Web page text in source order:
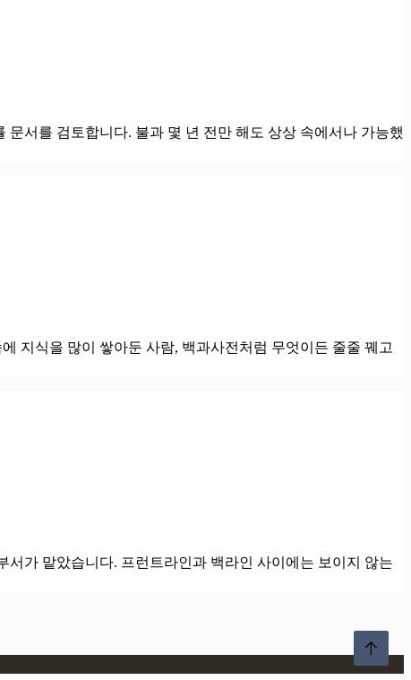
서를 검토합니다. 불과 몇 년 전만 해도 상상 속에서나 가능했
지식을 많이 쌓아둔 사람, 백과사전처럼 무엇이든 줄줄 꿰고
가 맡았습니다. 프런트라인과 백라인 사이에는 보이지 않는